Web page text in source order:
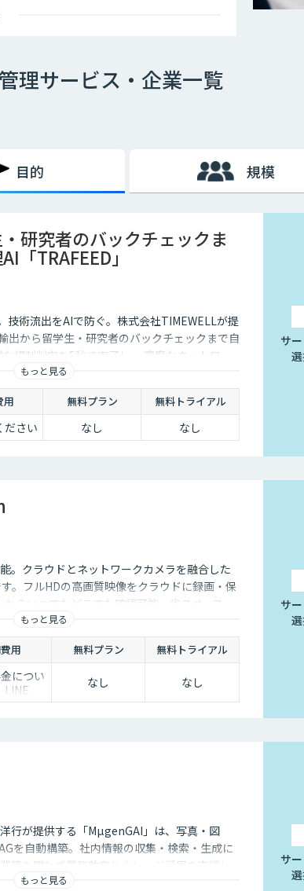
やルールの遵守と信頼性あるリスク判別・計量モ
するには不十分です。個々の判断理由を提示する
が重要です。
理サービス・企業一覧
目的 規模
研究者のバックチェックま
「TRAFEED」
技術流出をAIで防ぐ。株式会社TIMEWELLが提
出から留学生・研究者のバックチェックまで自
規制判定を5秒で完了し 、高度なネットワー
を最小化します 。
もっと見る
用 無料プラン 無料トライアル
ださい なし なし
サ
。クラウドとネットワークカメラを融合した
。フルHDの高画質映像をクラウドに録画・保
らいつでもどこでも確認可能。省スペース・
質と柔軟な運用性を兼ね備えています。
もっと見る
用 無料プラン 無料トライアル
につい
LINE
の
なし なし
サ
行が提供する「MµgenGAI」は、写真・図
を自動構築。社内情報の収集・検索・生成に
種を問わず業務効率とナレッジ活用を支援し
もっと見る
サ